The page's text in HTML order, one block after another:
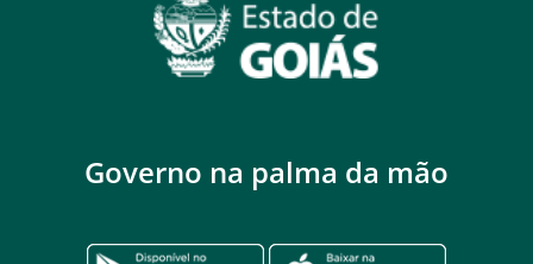
Governo na palma da mão